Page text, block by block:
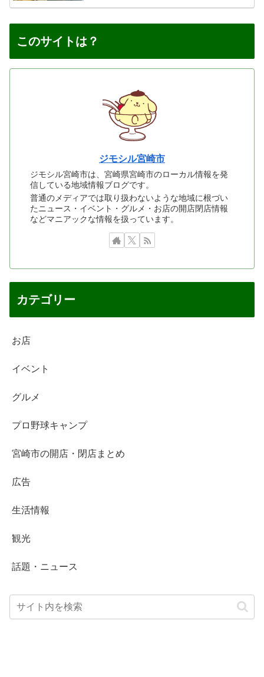
このサイトは？
ジモシル宮崎市
ジモシル宮崎市は、宮崎県宮崎市のローカル情報を発
信している地域情報ブログです。
普通のメディアでは取り扱わないような地域に根づい
たニュース・イベント・グルメ・お店の開店閉店情報
などマニアックな情報を扱っています。
カテゴリー
お店
イベント
グルメ
プロ野球キャンプ
宮崎市の開店・閉店まとめ
広告
生活情報
観光
話題・ニュース